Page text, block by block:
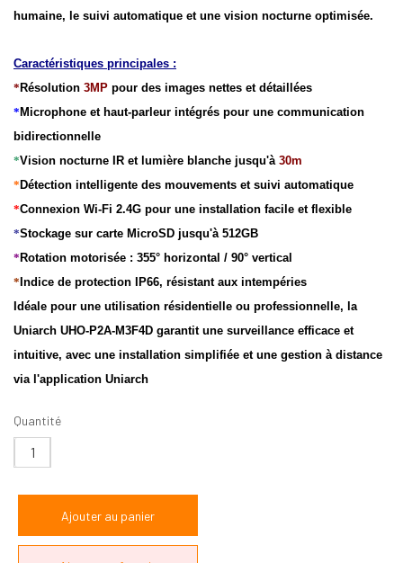
humaine, le suivi automatique et une vision nocturne optimisée.
Caractéristiques principales :
* Résolution 3MP pour des images nettes et détaillées
* Microphone et haut-parleur intégrés pour une communication
bidirectionnelle
*Vision nocturne IR et lumière blanche jusqu'à 30m
* Détection intelligente des mouvements et suivi automatique
*Connexion Wi-Fi 2.4G pour une installation facile et flexible
*Stockage sur carte MicroSD jusqu'à 512GB
* Rotation motorisée : 355° horizontal / 90° vertical
* Indice de protection IP66, résistant aux intempéries
Idéale pour une utilisation résidentielle ou professionnelle, la
Uniarch UHO-P2A-M3F4D garantit une surveillance efficace et
intuitive, avec une installation simplifiée et une gestion à distance
via l'application Uniarch
Quantité